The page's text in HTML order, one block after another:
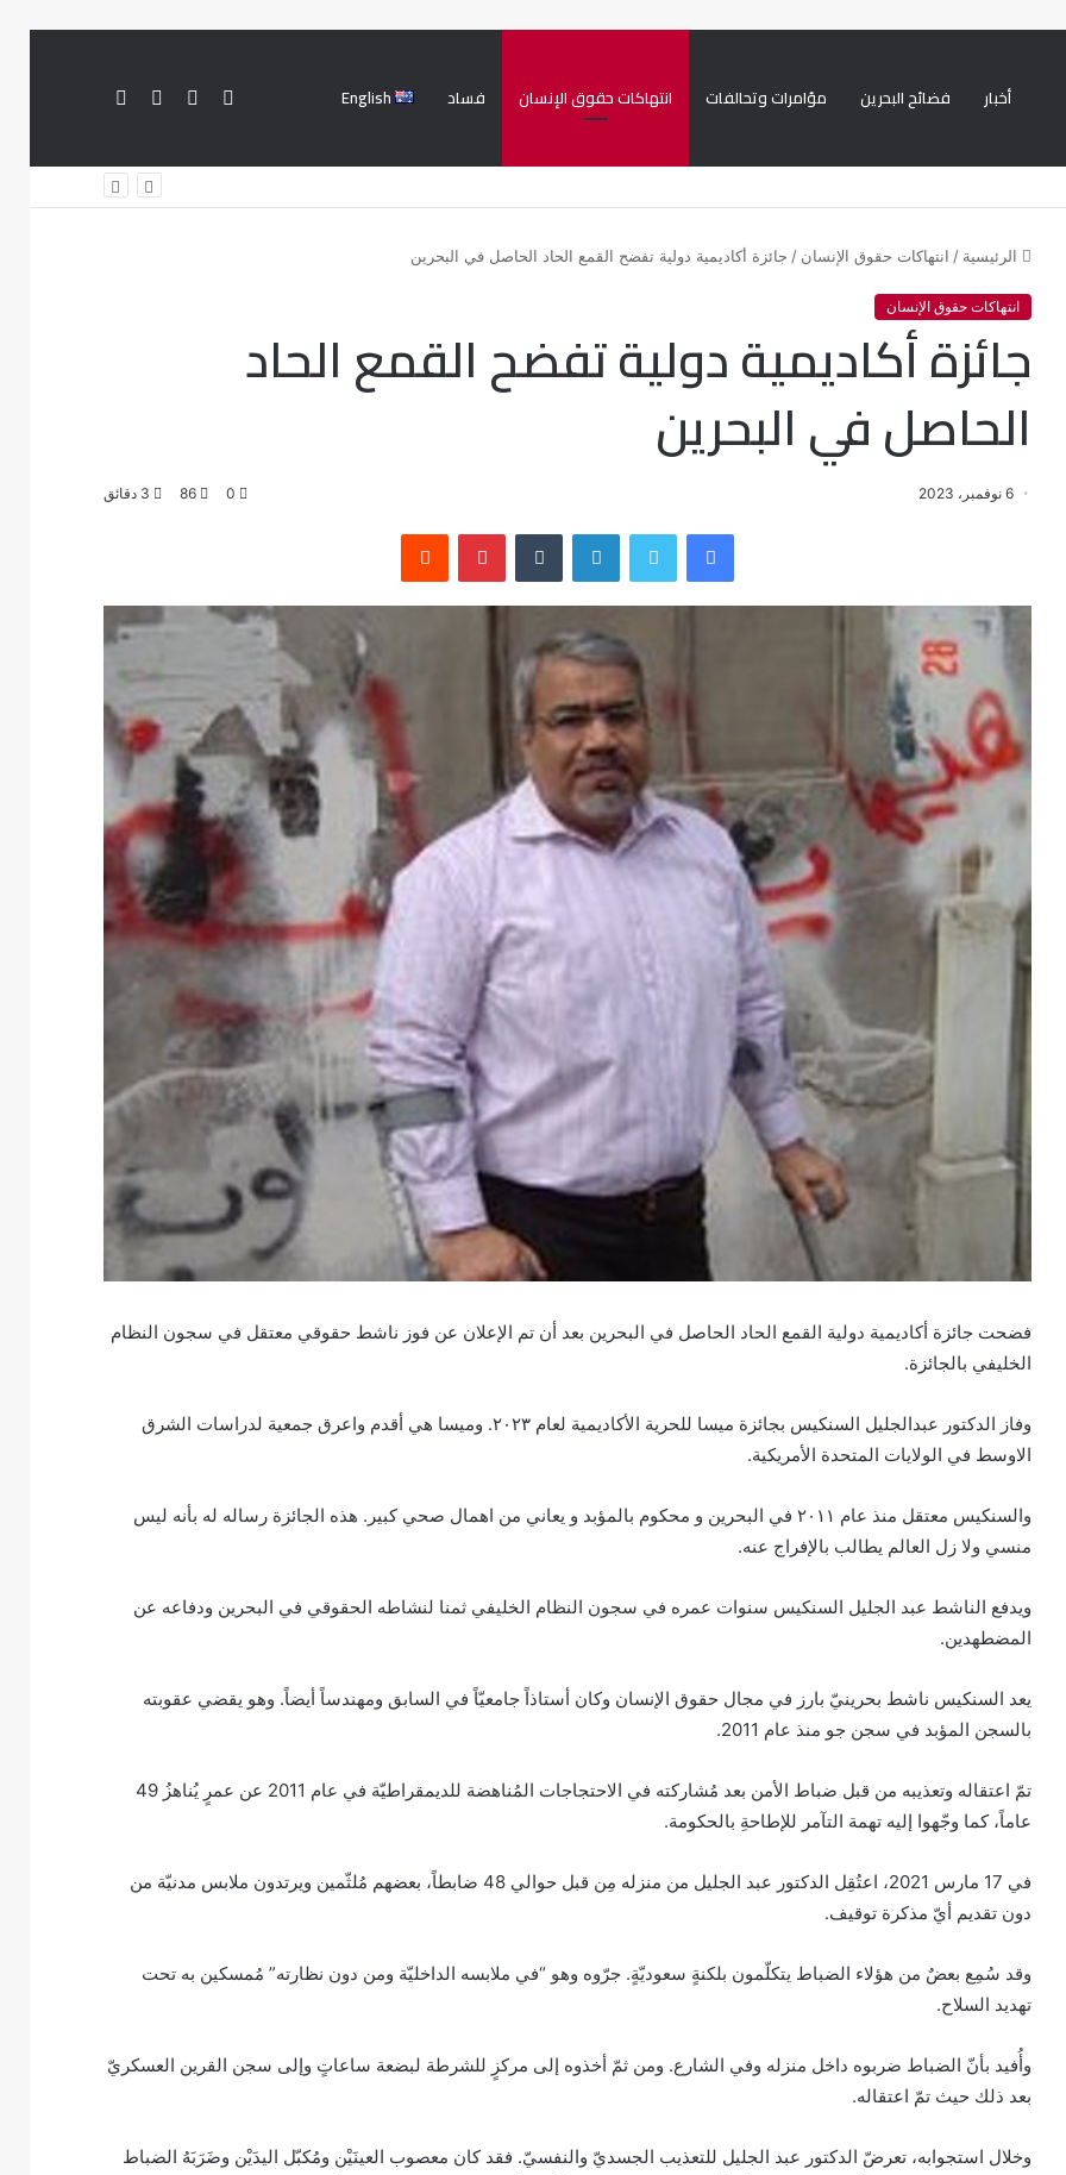
أخبار فضائح البحرين مؤامرات وتحالفات انتهاكات حقوق الإنسان فساد English تسجيل تويتر
فيسبوك
ممنهجة ضد الشيعة
الرئيسية / انتهاكات حقوق الإنسان / جائزة أكاديمية دولية تفضح القمع الحاد الحاصل في البحرين
انتهاكات حقوق الإنسان
جائزة أكاديمية دولية تفضح القمع الحاد
الحاصل في البحرين
6 نوفمبر، 2023 0
86
فيسبوك لينكدإن بينتيريست
فضحت جائزة أكاديمية دولية القمع الحاد الحاصل في البحرين بعد أن تم الإعلان عن فوز ناشط حقوقي معتقل في سجون النظام
الخليفي بالجائزة.
وفاز الدكتور عبدالجليل السنكيس بجائزة ميسا للحرية الأكاديمية لعام ٢٠٢٣. وميسا هي أقدم واعرق جمعية لدراسات الشرق
الاوسط في الولايات المتحدة الأمريكية.
والسنكيس معتقل منذ عام ٢٠١١ في البحرين و محكوم بالمؤبد و يعاني من اهمال صحي كبير. هذه الجائزة رساله له بأنه ليس
منسي ولا زل العالم يطالب بالإفراج عنه.
ويدفع الناشط عبد الجليل السنكيس سنوات عمره في سجون النظام الخليفي ثمنا لنشاطه الحقوقي في البحرين ودفاعه عن
المضطهدين.
يعد السنكيس ناشط بحرينيّ بارز في مجال حقوق الإنسان وكان أستاذاً جامعيّاً في السابق ومهندساً أيضاً. وهو يقضي عقوبته
بالسجن المؤبد في سجن جو منذ عام 2011.
تمّ اعتقاله وتعذيبه من قبل ضباط الأمن بعد مُشاركته في الاحتجاجات المُناهضة للديمقراطيّة في عام 2011 عن عمرٍ يُناهزُ 49
عاماً، كما وجّهوا إليه تهمة التآمر للإطاحةِ بالحكومة.
في 17 مارس 2021، اعتُقِل الدكتور عبد الجليل من منزله مِن قبل حوالي 48 ضابطاً، بعضهم مُلثّمين ويرتدون ملابس مدنيّة من
دون تقديم أيّ مذكرة توقيف.
وقد سُمِع بعضٌ من هؤلاء الضباط يتكلّمون بلكنةٍ سعوديّةٍ. جرّوه وهو “في ملابسه الداخليّة ومن دون نظارته” مُمسكين به تحت
تهديد السلاح.
وأُفيد بأنّ الضباط ضربوه داخل منزله وفي الشارع. ومن ثمّ أخذوه إلى مركزٍ للشرطة لبضعة ساعاتٍ وإلى سجن القرين العسكريّ
بعد ذلك حيث تمّ اعتقاله.
وخلال استجوابه، تعرضّ الدكتور عبد الجليل للتعذيب الجسديّ والنفسيّ. فقد كان معصوب العينَيْن ومُكبّل اليدَيْن وضَرَبَهُ الضباط